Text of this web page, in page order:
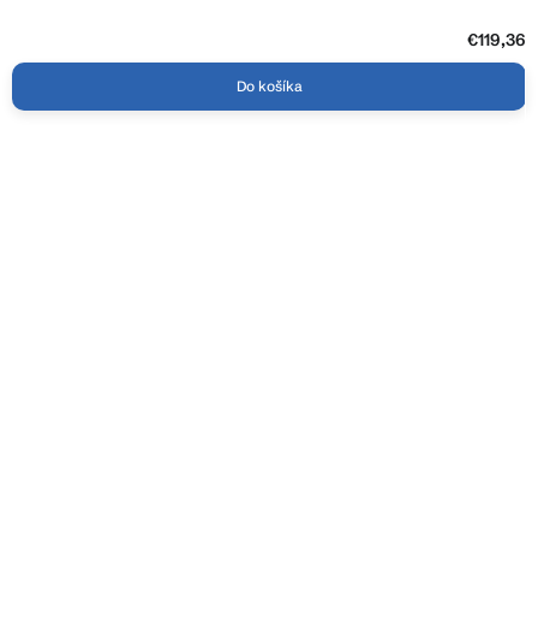
€119,36
Do košíka